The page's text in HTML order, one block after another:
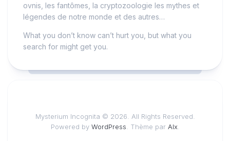
ovnis, les fantômes, la cryptozoologie les mythes et
légendes de notre monde et des autres…
What you don’t know can’t hurt you, but what you
search for might get you.
Mysterium Incognita © 2026. All Rights Reserved.
Powered by WordPress . Thème par Alx